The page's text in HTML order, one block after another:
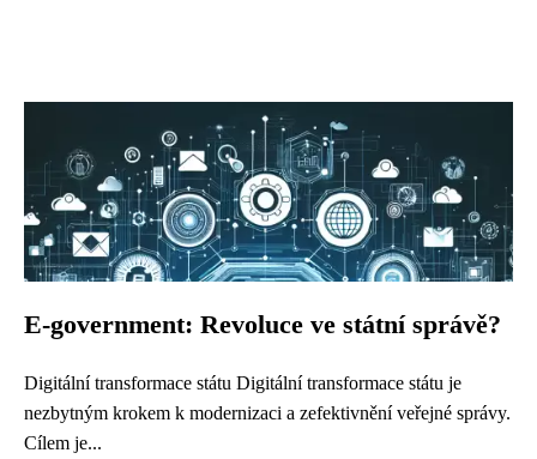
E-government: Revoluce ve státní správě?
Digitální transformace státu Digitální transformace státu je
nezbytným krokem k modernizaci a zefektivnění veřejné správy.
Cílem je...